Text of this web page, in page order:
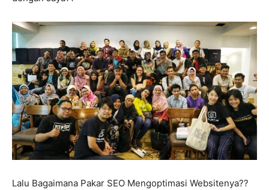
Lalu Bagaimana Pakar SEO Mengoptimasi Websitenya??